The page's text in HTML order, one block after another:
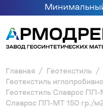
Главная
Геотекстиль
Геотекстиль
Геотекстиль Славрос ПП-
Славрос ПП-МТ 150 гр./